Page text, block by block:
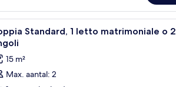
Luxe beddengoed,
7
Standard, 1 letto matrimoniale o
15 m²
Max. aantal: 2